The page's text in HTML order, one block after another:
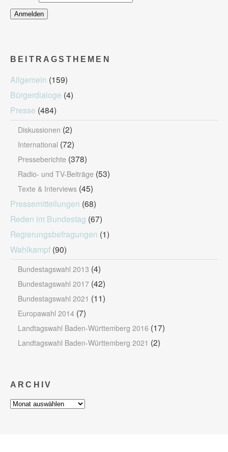
BEITRAGSTHEMEN
Allgemein (159)
Bürgerdialoge (4)
Presse (484)
Diskussionen (2)
International (72)
Presseberichte (378)
Radio- und TV-Beiträge (53)
Texte & Interviews (45)
Pressemitteilungen (68)
Reden im Bundestag (67)
Regierungsbefragungen (1)
Wahlkampf (90)
Bundestagswahl 2013 (4)
Bundestagswahl 2017 (42)
Bundestagswahl 2021 (11)
Europawahl 2014 (7)
Landtagswahl Baden-Württemberg 2016 (17)
Landtagswahl Baden-Württemberg 2021 (2)
ARCHIV
Archiv